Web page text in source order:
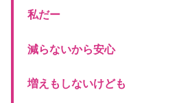
私だー
減らないから安心
増えもしないけども